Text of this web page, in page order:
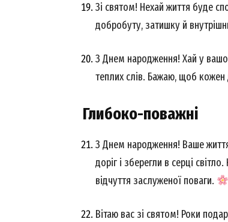
Зі святом! Нехай життя буде
добробуту, затишку й
З Днем народження! Хай у
теплих слів. Бажаю, щоб
Глибоко-поважні
З Днем народження! Ваше
доріг і зберегли в серці
відчуття заслуженої поваги.
Вітаю вас зі святом! Роки